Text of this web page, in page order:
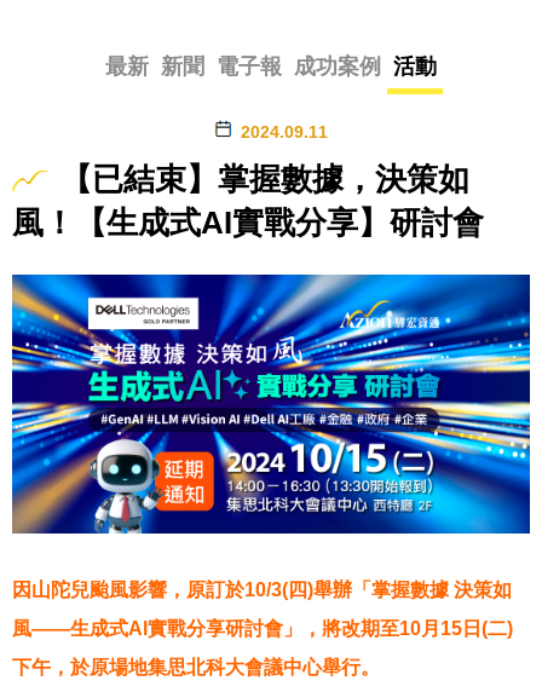
最新 新聞 電子報 成功案例 活動
2024.09.11
【已結束】掌握數據，決策如
風！【生成式AI實戰分享】研討會
因山陀兒颱風影響，原訂於10/3(四)舉辦「掌握數據 決策如
風——生成式AI實戰分享研討會」，將改期至10月15日(二)
下午，於原場地集思北科大會議中心舉行。